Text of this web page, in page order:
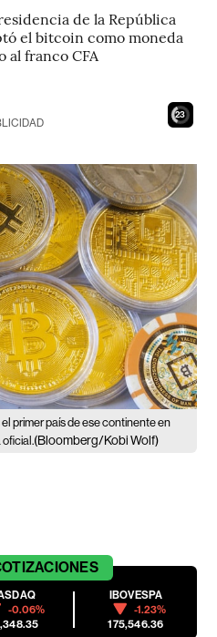
de la República
el bitcoin como moneda
al franco CFA
21
primer país de ese continente en
oficial.(Bloomberg/Kobi Wolf)
-0.06%
IBOVESPA
-1.23%
175,546.36